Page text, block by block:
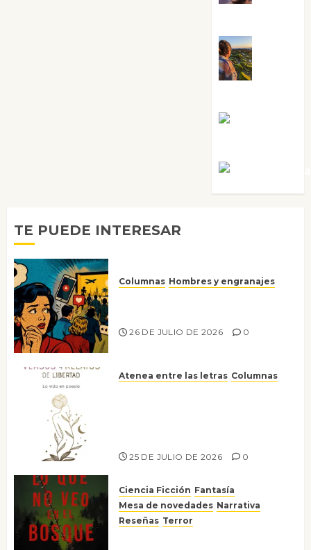
TE PUEDE INTERESAR
Columnas Hombres y engranajes
26 DE JULIO DE 2026 0
Atenea entre las letras Columnas
25 DE JULIO DE 2026 0
Ciencia Ficción Fantasía
Mesa de novedades Narrativa
Reseñas Terror